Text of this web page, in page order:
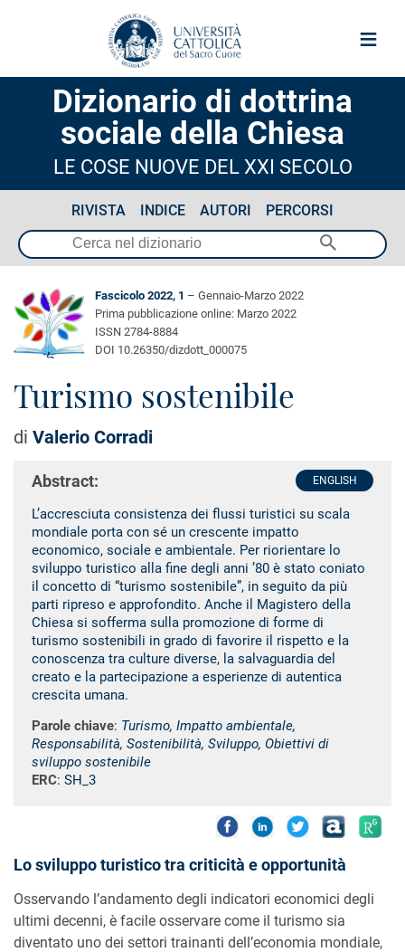
≡
Dizionario di dottrina
sociale della Chiesa
LE COSE NUOVE DEL XXI SECOLO
RIVISTA INDICE AUTORI PERCORSI
Fascicolo 2022, 1 – Gennaio-Marzo 2022
Prima pubblicazione online: Marzo 2022
ISSN 2784-8884
DOI 10.26350/dizdott_000075
Turismo sostenibile
di Valerio Corradi
Abstract: ENGLISH
L’accresciuta consistenza dei flussi turistici su scala
mondiale porta con sé un crescente impatto
economico, sociale e ambientale. Per riorientare lo
sviluppo turistico alla fine degli anni ’80 è stato coniato
il concetto di “turismo sostenibile”, in seguito da più
parti ripreso e approfondito. Anche il Magistero della
Chiesa si sofferma sulla promozione di forme di
turismo sostenibili in grado di favorire il rispetto e la
conoscenza tra culture diverse, la salvaguardia del
creato e la partecipazione a esperienze di autentica
crescita umana.
Parole chiave: Turismo, Impatto ambientale,
Responsabilità, Sostenibilità, Sviluppo, Obiettivi di
sviluppo sostenibile
ERC: SH_3
Lo sviluppo turistico tra criticità e opportunità
Osservando l’andamento degli indicatori economici degli
ultimi decenni, è facile osservare come il turismo sia
diventato uno dei settori trainanti dell’economia mondiale,